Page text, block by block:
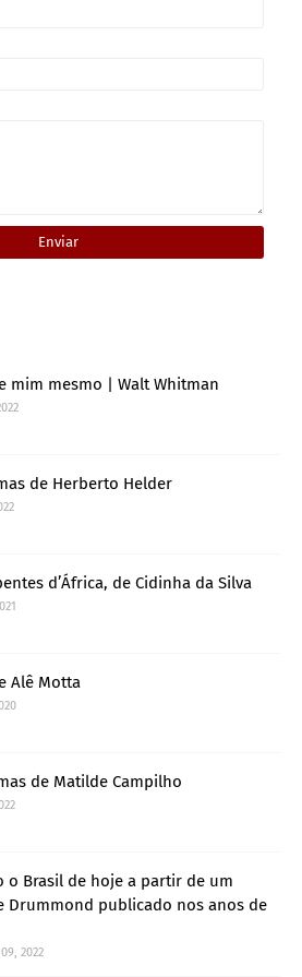
mim mesmo | Walt Whitman
de Herberto Helder
d’África, de Cidinha da Silva
Alê Motta
de Matilde Campilho
o Brasil de hoje a partir de um
Drummond publicado nos anos de
2022